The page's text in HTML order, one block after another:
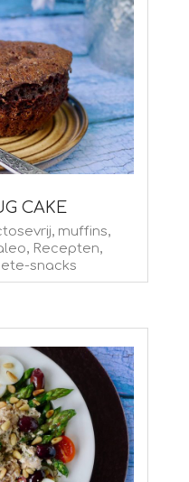
CAKE
, muffins,
, Recepten,
snacks